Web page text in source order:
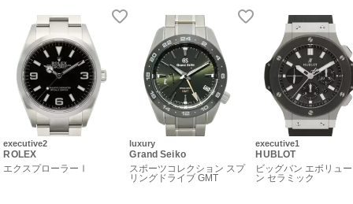
executive2
ROLEX
エクスプローラーⅠ
luxury
Grand Seiko
スポーツコレクション スプ
リングドライブ GMT
executive1
HUBLOT
ビッグバン エボリュ
ン セラミック